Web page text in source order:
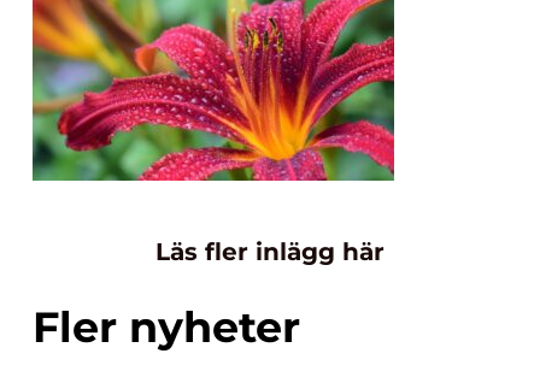
Läs fler inlägg här
Fler nyheter